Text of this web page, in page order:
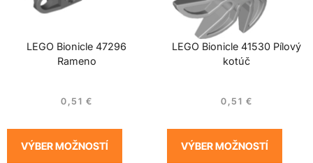
LEGO Bionicle 47296
Rameno
0,51 €
VÝBER MOŽNOSTÍ
LEGO Bionicle 41530 Pílový
kotúč
0,51 €
VÝBER MOŽNOSTÍ